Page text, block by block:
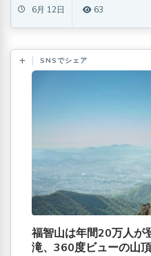
6月 12日 63
SNSでシェア
福智山は年間20万人が
滝、360度ビューの山